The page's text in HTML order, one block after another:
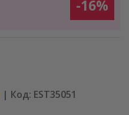
-16%
| Код: EST35051